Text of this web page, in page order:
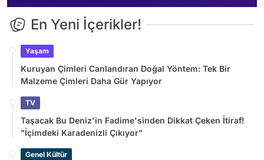
En Yeni İçerikler!
Yaşam
Kuruyan Çimleri Canlandıran Doğal Yöntem: Tek Bir
Malzeme Çimleri Daha Gür Yapıyor
TV
Taşacak Bu Deniz'in Fadime'sinden Dikkat Çeken İtiraf!
"İçimdeki Karadenizli Çıkıyor"
Genel Kültür